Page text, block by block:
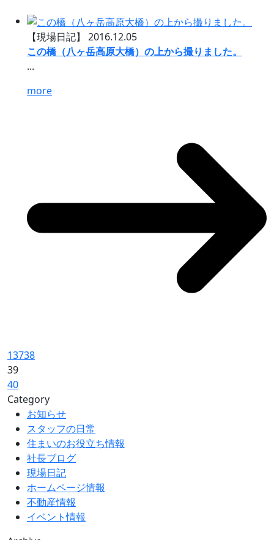
【現場日記】 2016.12.05
この橋（八ヶ岳高原大橋）の上から撮りました。
...
more
13738
39
40
Category
お知らせ
スタッフの日常
住まいのお役立ち情報
社長ブログ
現場日記
ホームページ情報
不動産情報
イベント情報